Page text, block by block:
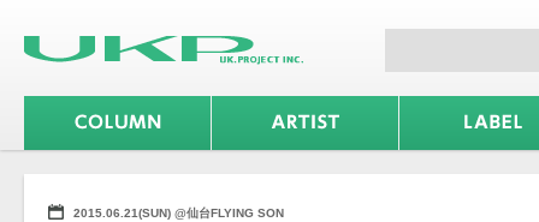
2015.06.21(SUN) @仙台FLYING SON